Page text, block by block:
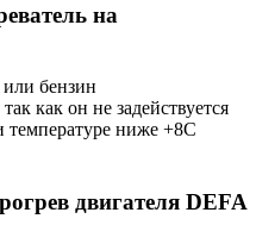
на
или бензин
как он не задействуется
температуре ниже +8С
двигателя DEFA